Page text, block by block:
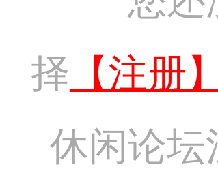
择 【注册】
休闲论坛